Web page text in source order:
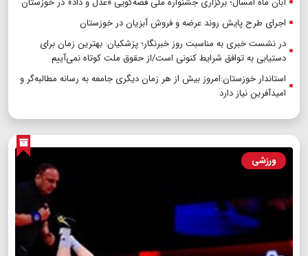
اجرای طرح پایش روند عرضه و فروش آبزیان در خوزستان
در نشست خبری به مناسبت روز خبرنگار؛ پزشکیان‌: بهترین زمان برای
دستیابی به توافق شرایط کنونی است/از حقوق ملت کوتاه نمی‌آییم
استاندار خوزستان:امروز بیش از هر زمان دیگری جامعه به رسانه مطالبه‌گر و
امیدآفرین نیاز دارد
ورزشی